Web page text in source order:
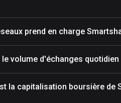
prend en charge
le volume d'échanges quotidien
la capitalisation boursière de